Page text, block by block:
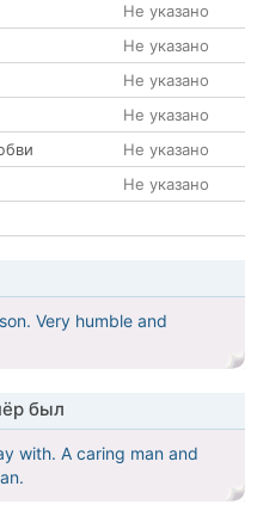
Не указано
Не указано
Не указано
Не указано
Не указано
Не указано
Very humble and
был
with. A caring man and